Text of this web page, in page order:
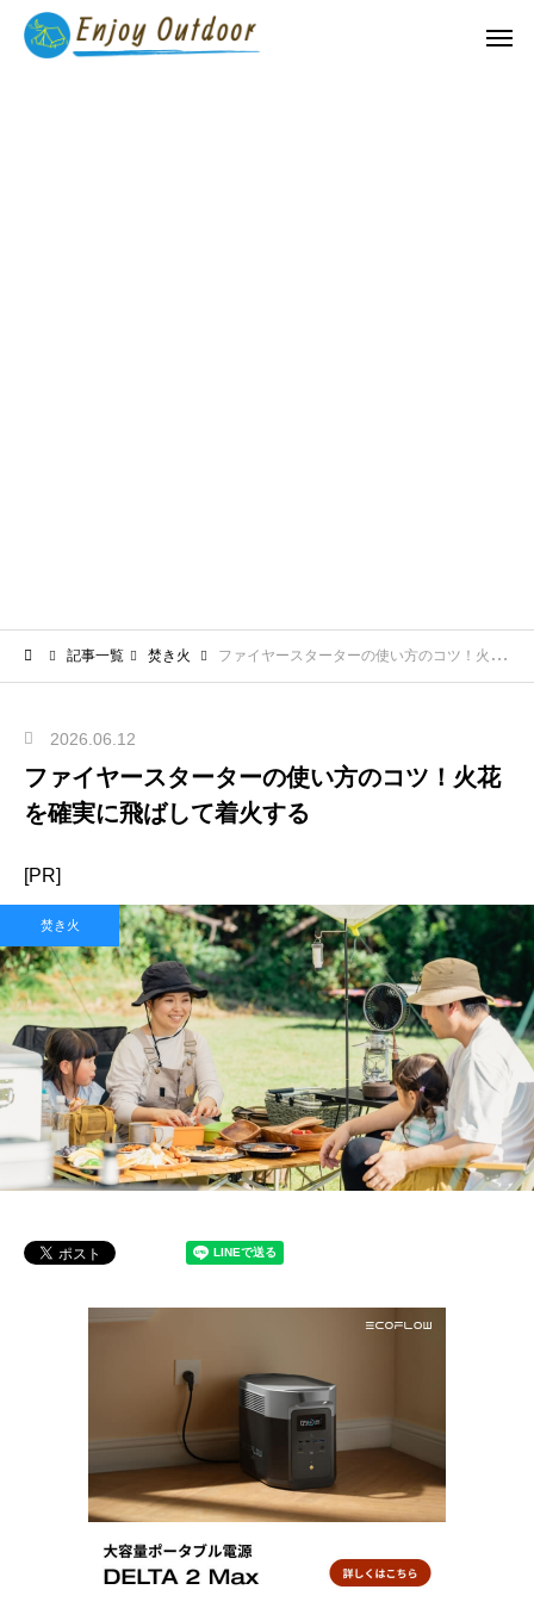
記事一覧 焚き火 ファイヤースターターの使い方のコツ！火花を確実に飛ばして着火する
2026.06.12
ファイヤースターターの使い方のコツ！火花
を確実に飛ばして着火する
[PR]
焚き火